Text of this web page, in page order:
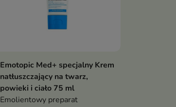
Dodaj do koszyka
Emotopic Med+ specjalny Krem
natłuszczający na twarz,
powieki i ciało 75 ml
Emolientowy preparat